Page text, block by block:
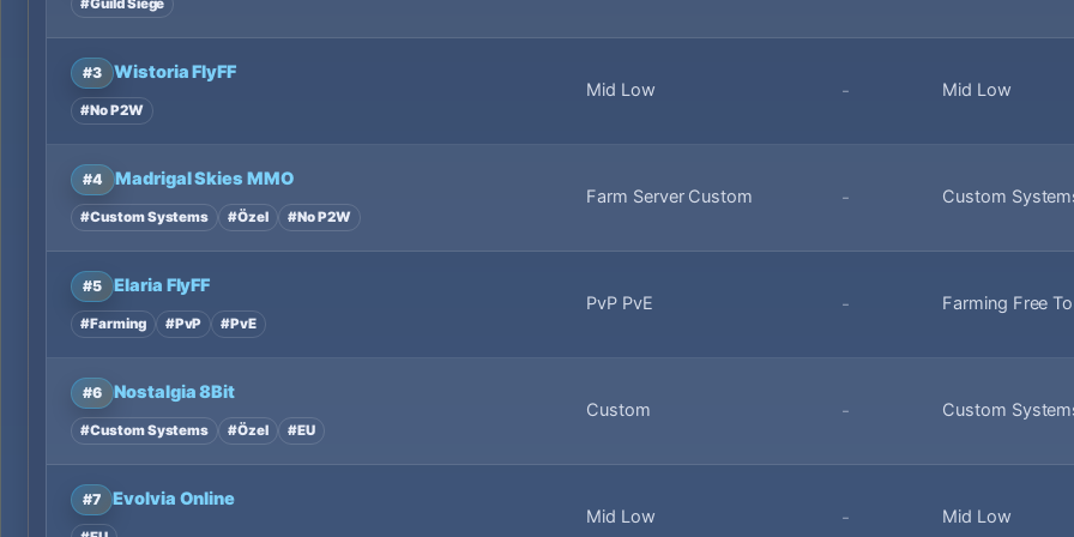
#Guild Siege
#3 Wistoria FlyFF
#No P2W
Mid Low - Mid Low
#4 Madrigal Skies MMO
#Custom Systems #Özel #No P2W
Farm Server Custom - Custom
#5 Elaria FlyFF
#Farming #PvP #PvE
PvP PvE - Farming Free
#6 Nostalgia 8Bit
#Custom Systems #Özel #EU
Custom - Custom
#7 Evolvia Online
Mid Low - Mid Low